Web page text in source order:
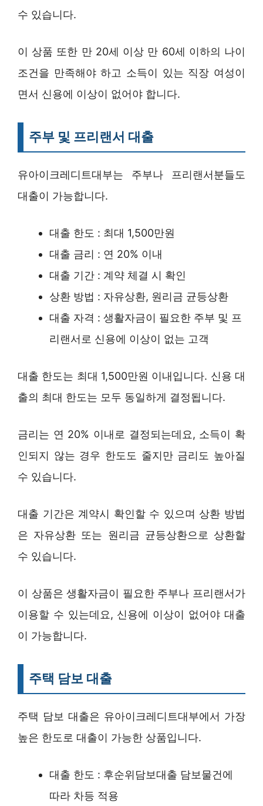
수 있습니다.
이 상품 또한 만 20세 이상 만 60세 이하의 나이
조건을 만족해야 하고 소득이 있는 직장 여성이
면서 신용에 이상이 없어야 합니다.
주부 및 프리랜서 대출
유아이크레디트대부는 주부나 프리랜서분들도
대출이 가능합니다.
대출 한도 : 최대 1,500만원
대출 금리 : 연 20% 이내
대출 기간 : 계약 체결 시 확인
상환 방법 : 자유상환, 원리금 균등상환
대출 자격 : 생활자금이 필요한 주부 및 프
리랜서로 신용에 이상이 없는 고객
대출 한도는 최대 1,500만원 이내입니다. 신용 대
출의 최대 한도는 모두 동일하게 결정됩니다.
금리는 연 20% 이내로 결정되는데요, 소득이 확
인되지 않는 경우 한도도 줄지만 금리도 높아질
수 있습니다.
대출 기간은 계약시 확인할 수 있으며 상환 방법
은 자유상환 또는 원리금 균등상환으로 상환할
수 있습니다.
이 상품은 생활자금이 필요한 주부나 프리랜서가
이용할 수 있는데요, 신용에 이상이 없어야 대출
이 가능합니다.
주택 담보 대출
주택 담보 대출은 유아이크레디트대부에서 가장
높은 한도로 대출이 가능한 상품입니다.
대출 한도 : 후순위담보대출 담보물건에
따라 차등 적용